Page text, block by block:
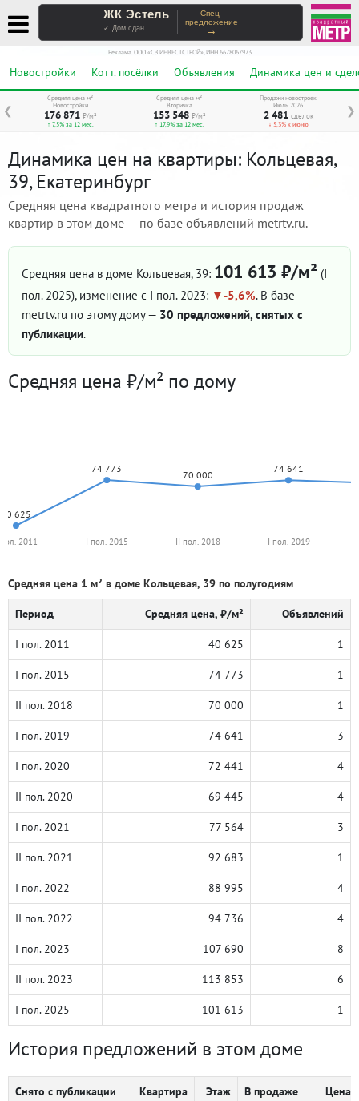
ЖК Эстель
✓ Дом сдан
Спец-
предложение
→
Реклама. ООО «СЗ ИНВЕСТСТРОЙ», ИНН 6678067973
Новостройки Котт. посёлки Объявления Динамика цен и
❮ ❯
Средняя цена м²
Новостройки
176 871 ₽/м²
↑ 7,5% за 12 мес.
Средняя цена м²
Вторичка
153 548 ₽/м²
↑ 17,9% за 12 мес.
Продажи новостроек
Июль 2026
2 481 сделок
↓ 5,3% к июню
Динамика цен на квартиры: Кольцевая,
39, Екатеринбург
Средняя цена квадратного метра и история продаж
квартир в этом доме — по базе объявлений metrtv.ru.
Средняя цена в доме Кольцевая, 39: 101 613 ₽/м² (I
пол. 2025), изменение с I пол. 2023: -5,6%. В базе
metrtv.ru по этому дому — 30 предложений, снятых с
публикации.
Средняя цена ₽/м² по дому
40 625
74 773
70 000
74 641
2011 I пол. 2015 II пол. 2018 I пол. 2019
Средняя цена 1 м² в доме Кольцевая, 39 по полугодиям
Период Средняя цена, ₽/м² Объявлений
I пол. 2011 40 625 1
I пол. 2015 74 773 1
II пол. 2018 70 000 1
I пол. 2019 74 641 3
I пол. 2020 72 441 4
II пол. 2020 69 445 4
I пол. 2021 77 564 3
II пол. 2021 92 683 1
I пол. 2022 88 995 4
II пол. 2022 94 736 4
I пол. 2023 107 690 8
II пол. 2023 113 853 6
I пол. 2025 101 613 1
История предложений в этом доме
Снято с публикации Квартира Этаж В продаже Цена,